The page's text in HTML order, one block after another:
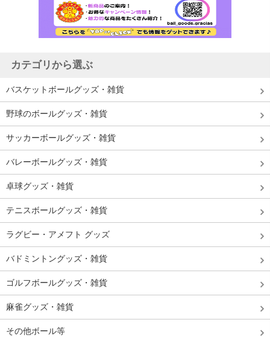
カテゴリから選ぶ
バスケットボールグッズ・雑貨
野球のボールグッズ・雑貨
サッカーボールグッズ・雑貨
バレーボールグッズ・雑貨
卓球グッズ・雑貨
テニスボールグッズ・雑貨
ラグビー・アメフト グッズ
バドミントングッズ・雑貨
ゴルフボールグッズ・雑貨
麻雀グッズ・雑貨
その他ボール等